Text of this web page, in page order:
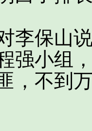
保山说
强小组
，不到